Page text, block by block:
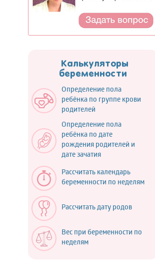
Калькуляторы
беременности
Определение пола
ребёнка по группе крови
родителей
Определение пола
ребёнка по дате
рождения родителей и
дате зачатия
Рассчитать календарь
беременности по неделям
Рассчитать дату родов
Вес при беременности по
неделям